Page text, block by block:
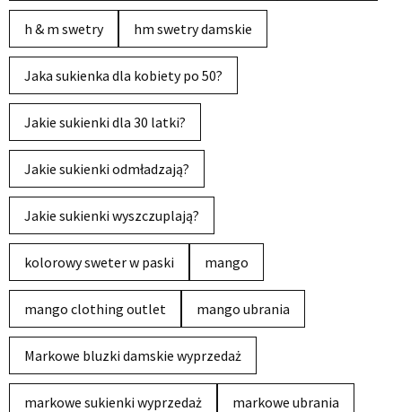
h & m swetry hm swetry damskie
Jaka sukienka dla kobiety po 50?
Jakie sukienki dla 30 latki?
Jakie sukienki odmładzają?
Jakie sukienki wyszczuplają?
kolorowy sweter w paski mango
mango clothing outlet mango ubrania
Markowe bluzki damskie wyprzedaż
markowe sukienki wyprzedaż markowe ubrania